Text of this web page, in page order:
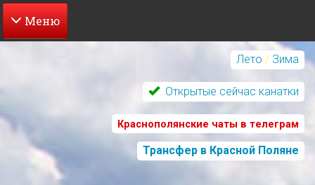
Перейти
содержанию
Лето / Зима
Открытые сейчас канатки
Краснополянские чаты в телеграм
Трансфер в Красной Поляне